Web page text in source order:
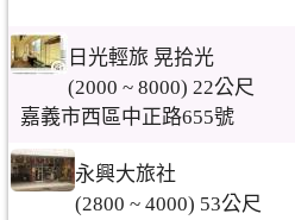
日光輕旅 晃拾光
(2000 ~ 8000) 22公尺
嘉義市西區中正路655號
永興大旅社
(2800 ~ 4000) 53公尺